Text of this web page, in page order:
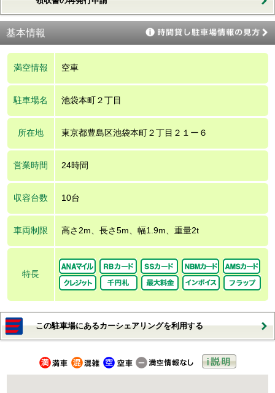
基本情報
満空情報 空車
駐車場名 池袋本町２丁目
所在地 東京都豊島区池袋本町２丁目２１ー６
営業時間 24時間
収容台数 10台
車両制限 高さ2m、長さ5m、幅1.9m、重量2t
特長
この駐車場にあるカーシェアリングを利用する